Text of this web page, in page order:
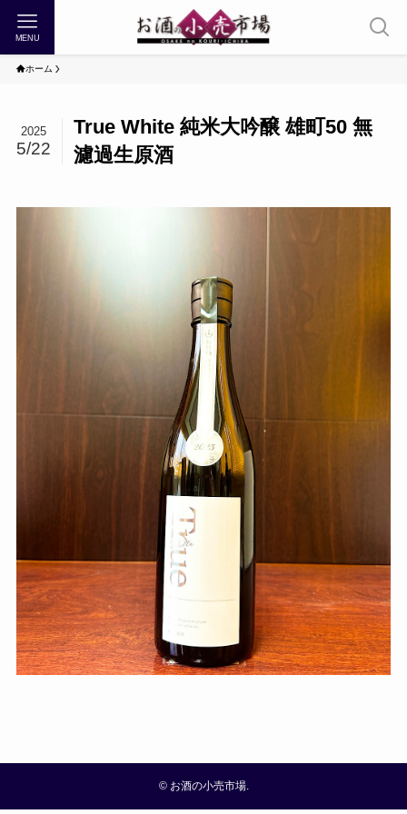
MENU
ホーム
True White 純米大吟醸 雄町50 無
濾過生原酒
2025
5/22
©お酒の小売市場.